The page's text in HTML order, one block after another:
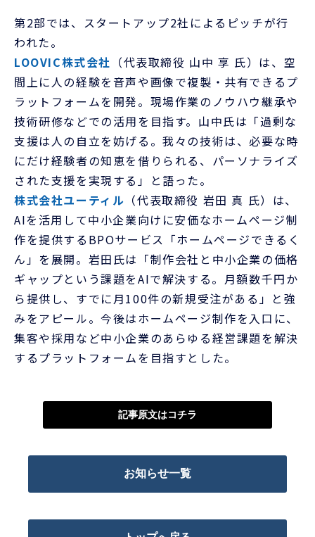
第2部では、スタートアップ2社によるピッチが行
われた。
LOOVIC株式会社 （代表取締役 山中 享 氏）は、空
間上に人の経験を音声や画像で複製・共有できるプ
ラットフォームを開発。現場作業のノウハウ継承や
技術研修などでの活用を目指す。山中氏は「過剰な
支援は人の自立を妨げる。我々の技術は、必要な時
にだけ経験者の知恵を借りられる、パーソナライズ
された支援を実現する」と語った。
株式会社ユーティル （代表取締役 岩田 真 氏）は、
AIを活用して中小企業向けに安価なホームページ制
作を提供するBPOサービス「ホームページできるく
ん」を展開。岩田氏は「制作会社と中小企業の価格
ギャップという課題をAIで解決する。月額数千円か
ら提供し、すでに月100件の新規受注がある」と強
みをアピール。今後はホームページ制作を入口に、
集客や採用など中小企業のあらゆる経営課題を解決
するプラットフォームを目指すとした。
記事原文はコチラ
お知らせ一覧